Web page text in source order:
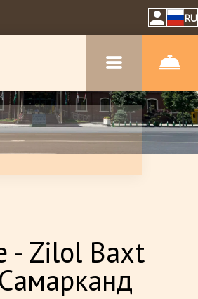
RU
- Zilol Baxt